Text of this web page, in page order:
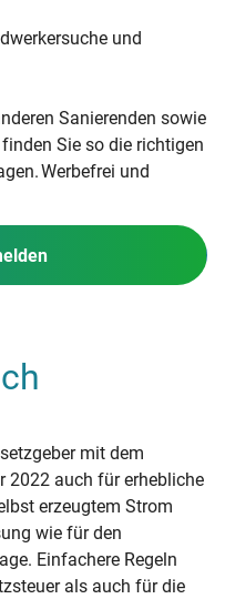
und
Sanierenden sowie
Sie so die richtigen
Werbefrei und
mit dem
2022 auch für erhebliche
erzeugtem Strom
wie für den
Einfachere Regeln
als auch für die